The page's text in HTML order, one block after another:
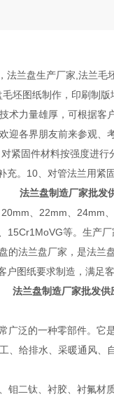
兰盘生产厂家,法兰毛
坯图纸制作，印刷制
力量雄厚，可根据客
迎各界朋友前来参观、
紧固件材料按强度进行
。10、对管法兰用紧
法兰盘制造厂家批发
、22mm、24mm、
等。生产
法兰盘厂家，是法兰
户图纸要求制造，满足
法兰盘制造厂家批发供
泛的一种零部件。它
给排水、采暖通风、
二钛、衬胶、衬氟材质